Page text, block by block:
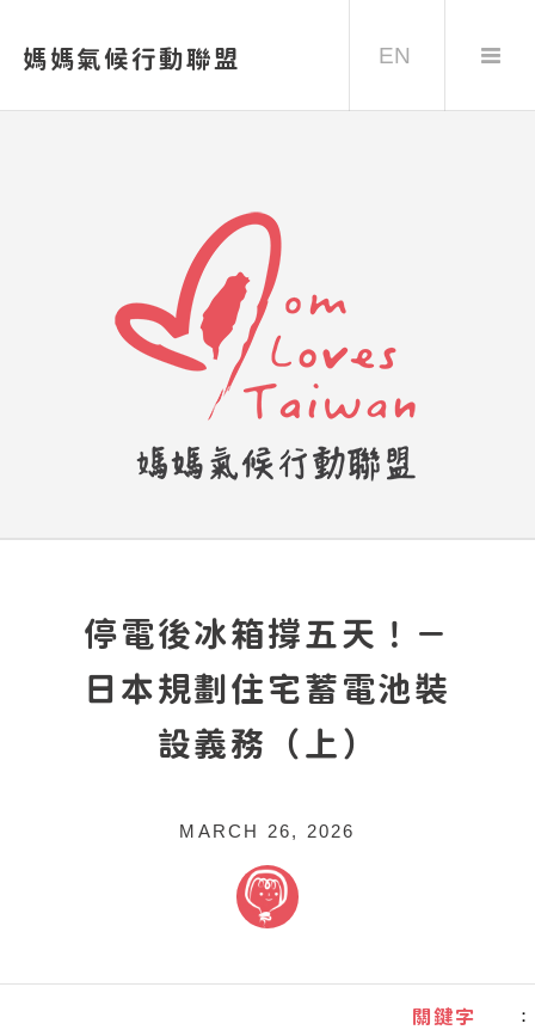
媽媽氣候行動聯盟 EN
停電後冰箱撐五天！－
日本規劃住宅蓄電池裝
設義務（上）
MARCH 26, 2026
關鍵字 ：